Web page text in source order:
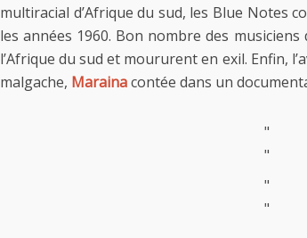
multiracial d’Afrique du sud, les Blue Notes
les années 1960. Bon nombre des
l’Afrique du sud et moururent en exil. Enfin,
malgache, Marainacontée dans un
"
"
"
"